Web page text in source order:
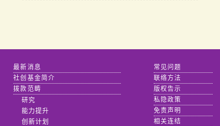
最新消息
社创基金简介
拨款范畴
研究
能力提升
创新计划
常见问题
联络方法
版权告示
私隐政策
免责声明
相关连结